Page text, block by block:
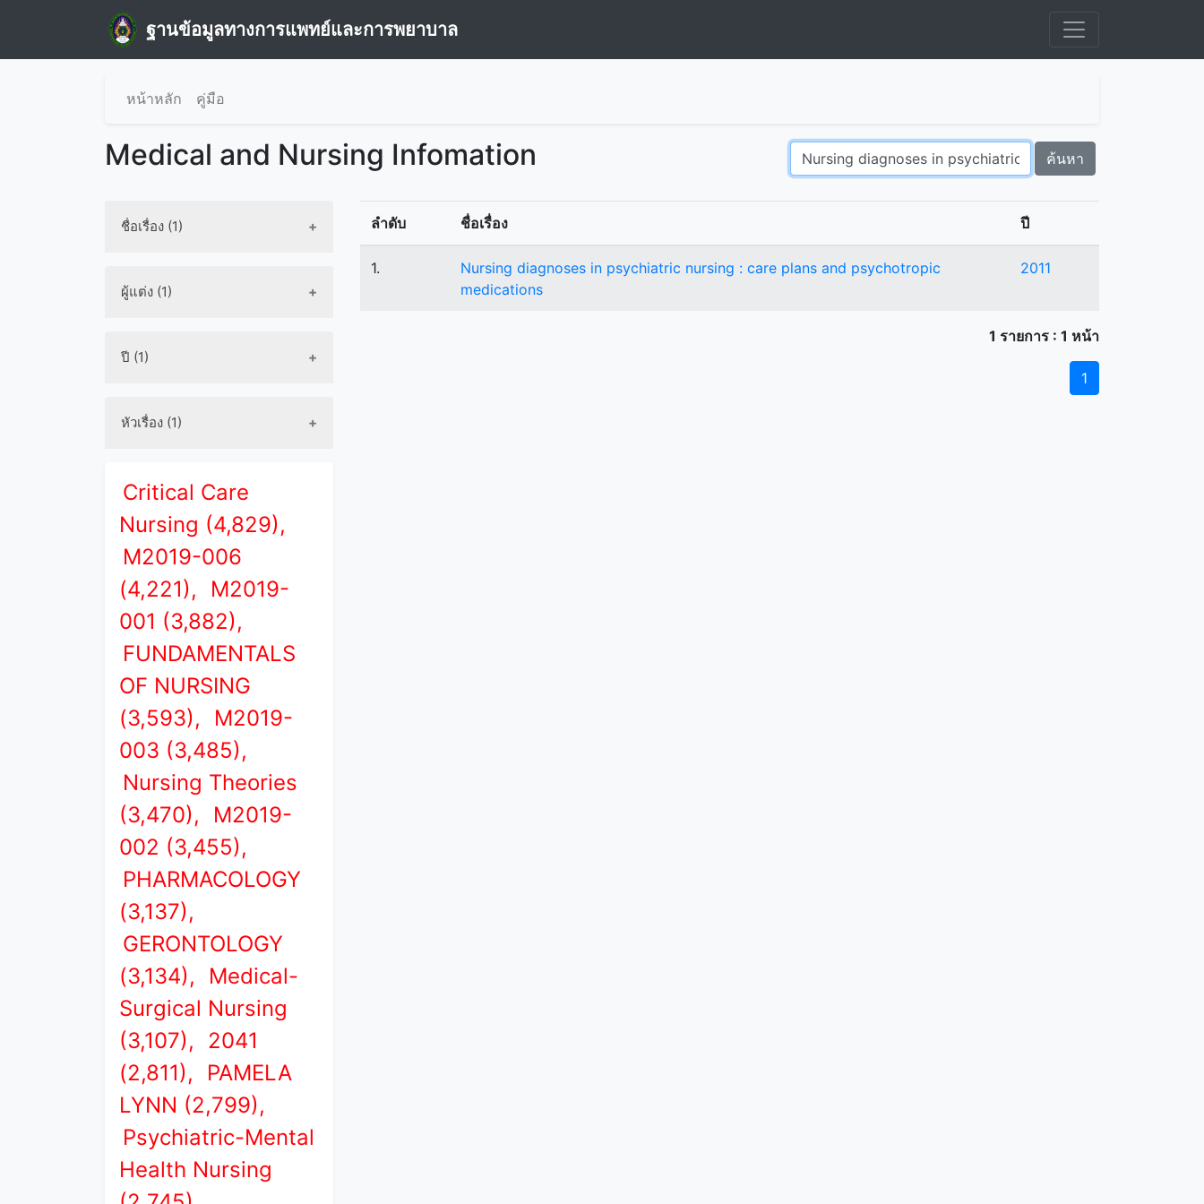
ฐานข้อมูลทางการแพทย์และการพยาบาล
หน้าหลัก คู่มือ
Medical and Nursing Infomation ค้นหา
ชื่อเรื่อง (1)
ผู้แต่ง (1)
ปี (1)
หัวเรื่อง (1)
Critical Care
Nursing (4,829),
M2019-006
(4,221),
M2019-
001 (3,882),
FUNDAMENTALS
OF NURSING
(3,593),
M2019-
003 (3,485),
Nursing Theories
(3,470),
M2019-
002 (3,455),
PHARMACOLOGY
(3,137),
GERONTOLOGY
(3,134),
Medical-
Surgical Nursing
(3,107),
2041
(2,811),
PAMELA
LYNN (2,799),
Psychiatric-Mental
Health Nursing
ลำดับ ชื่อเรื่อง ปี
1.
Nursing diagnoses in psychiatric nursing : care plans and psychotropic
medications
2011
1 รายการ : 1 หน้า
1